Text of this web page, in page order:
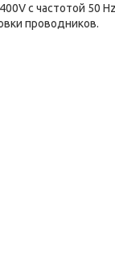
с частотой 50
проводников.